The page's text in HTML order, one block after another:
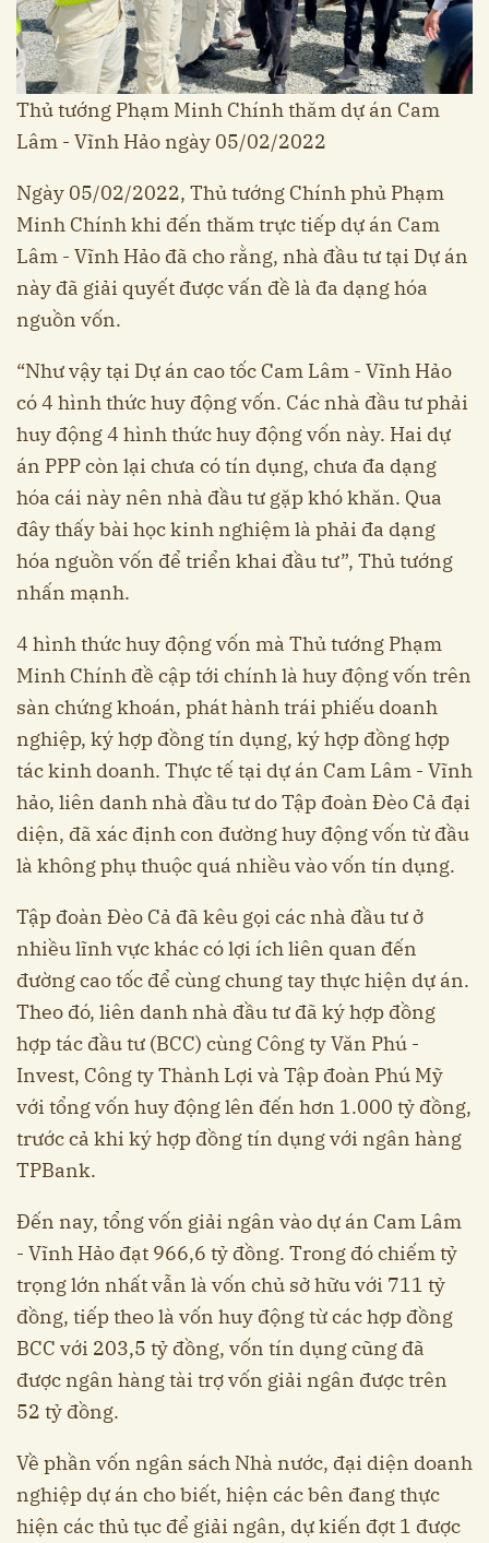
Thủ tướng Phạm Minh Chính thăm dự án Cam
Lâm - Vĩnh Hảo ngày 05/02/2022
Ngày 05/02/2022, Thủ tướng Chính phủ Phạm
Minh Chính khi đến thăm trực tiếp dự án Cam
Lâm - Vĩnh Hảo đã cho rằng, nhà đầu tư tại Dự án
này đã giải quyết được vấn đề là đa dạng hóa
nguồn vốn.
“Như vậy tại Dự án cao tốc Cam Lâm - Vĩnh Hảo
có 4 hình thức huy động vốn. Các nhà đầu tư phải
huy động 4 hình thức huy động vốn này. Hai dự
án PPP còn lại chưa có tín dụng, chưa đa dạng
hóa cái này nên nhà đầu tư gặp khó khăn. Qua
đây thấy bài học kinh nghiệm là phải đa dạng
hóa nguồn vốn để triển khai đầu tư”, Thủ tướng
nhấn mạnh.
4 hình thức huy động vốn mà Thủ tướng Phạm
Minh Chính đề cập tới chính là huy động vốn trên
sàn chứng khoán, phát hành trái phiếu doanh
nghiệp, ký hợp đồng tín dụng, ký hợp đồng hợp
tác kinh doanh. Thực tế tại dự án Cam Lâm - Vĩnh
hảo, liên danh nhà đầu tư do Tập đoàn Đèo Cả đại
diện, đã xác định con đường huy động vốn từ đầu
là không phụ thuộc quá nhiều vào vốn tín dụng.
Tập đoàn Đèo Cả đã kêu gọi các nhà đầu tư ở
nhiều lĩnh vực khác có lợi ích liên quan đến
đường cao tốc để cùng chung tay thực hiện dự án.
Theo đó, liên danh nhà đầu tư đã ký hợp đồng
hợp tác đầu tư (BCC) cùng Công ty Văn Phú -
Invest, Công ty Thành Lợi và Tập đoàn Phú Mỹ
với tổng vốn huy động lên đến hơn 1.000 tỷ đồng,
trước cả khi ký hợp đồng tín dụng với ngân hàng
TPBank.
Đến nay, tổng vốn giải ngân vào dự án Cam Lâm
- Vĩnh Hảo đạt 966,6 tỷ đồng. Trong đó chiếm tỷ
trọng lớn nhất vẫn là vốn chủ sở hữu với 711 tỷ
đồng, tiếp theo là vốn huy động từ các hợp đồng
BCC với 203,5 tỷ đồng, vốn tín dụng cũng đã
được ngân hàng tài trợ vốn giải ngân được trên
52 tỷ đồng.
Về phần vốn ngân sách Nhà nước, đại diện doanh
nghiệp dự án cho biết, hiện các bên đang thực
hiện các thủ tục để giải ngân, dự kiến đợt 1 được